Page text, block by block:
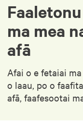
ma mea
afā
Afai o e fetaiai
o laau, po o
afā, faafesootai